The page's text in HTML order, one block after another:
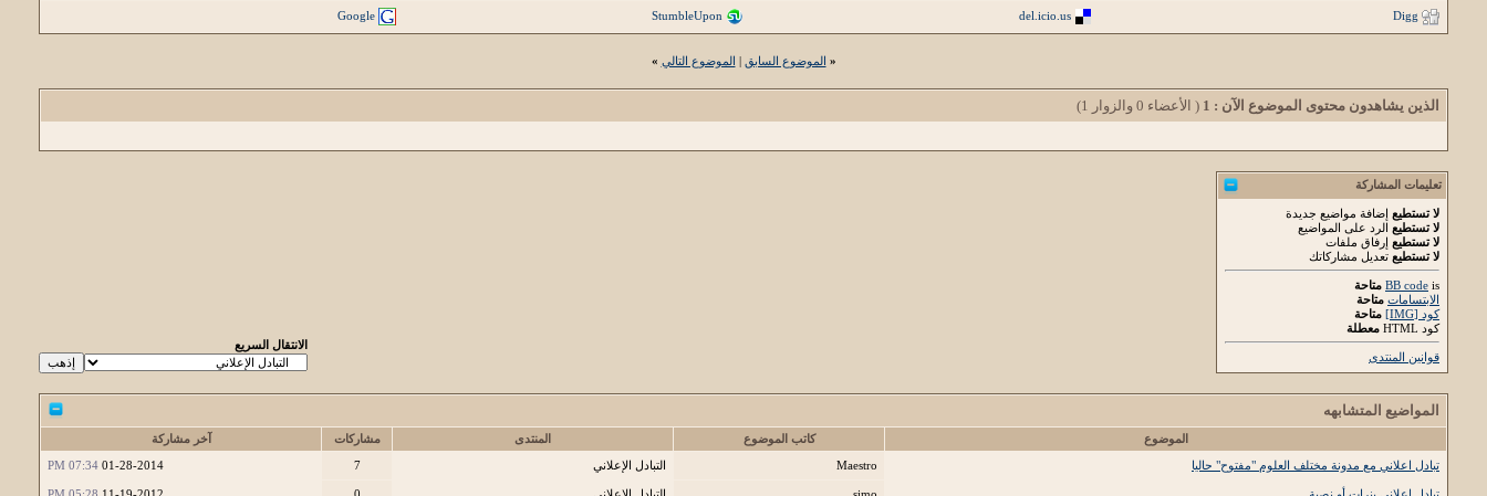
Digg
del.icio.us
StumbleUpon
Google
« الموضوع السابق | الموضوع التالي »
الذين يشاهدون محتوى الموضوع الآن : 1 ( الأعضاء 0 والزوار 1)
تعليمات المشاركة
لا تستطيع إضافة مواضيع جديدة
لا تستطيع الرد على المواضيع
لا تستطيع إرفاق ملفات
لا تستطيع تعديل مشاركاتك
BB code is
متاحة
الابتسامات متاحة
كود [IMG]
متاحة
كود HTML
معطلة
قوانين المنتدى
الانتقال السريع
المواضيع المتشابهه
الموضوع كاتب الموضوع المنتدى مشاركات
آخر مشاركة
تبادل اعلاني مع مدونة مختلف العلوم "مفتوح" حاليا
Maestro التبادل الإعلاني 7
01-28-2014
07:34 PM